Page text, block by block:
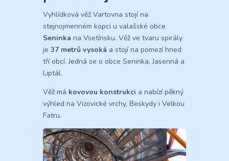
Vyhlídková věž Vartovna stojí na
stejnojmenném kopci u valašské obce
Seninka na Vsetínsku. Věž ve tvaru spirály
je 37 metrů vysoká a stojí na pomezí hned
tří obcí. Jedná se o obce Seninka, Jasenná a
Liptál.
Věž má kovovou konstrukci a nabízí pěkný
výhled na Vizovické vrchy, Beskydy i Velkou
Fatru.